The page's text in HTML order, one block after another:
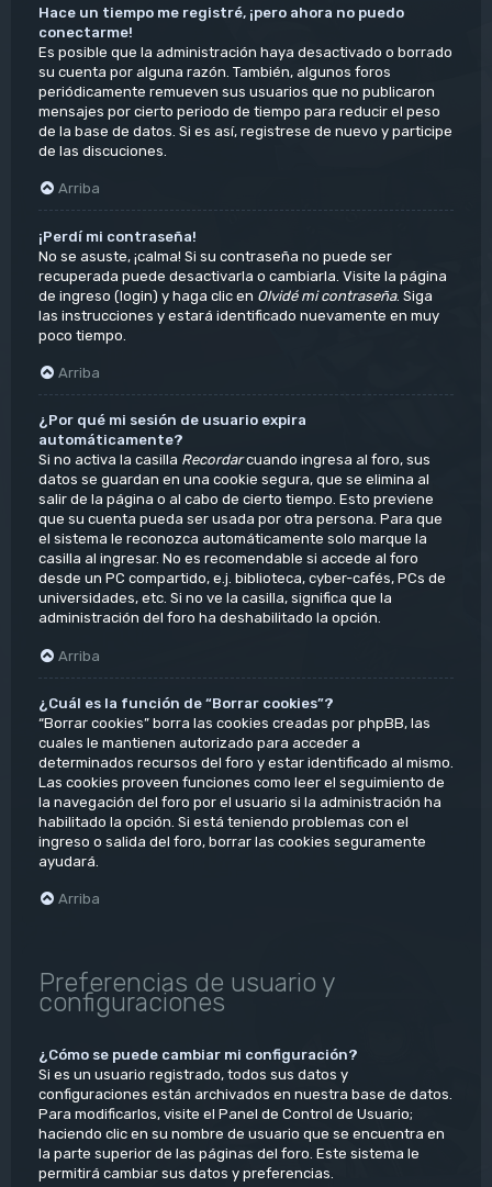
Hace un tiempo me registré, ¡pero ahora no puedo
conectarme!
Es posible que la administración haya desactivado o borrado
su cuenta por alguna razón. También, algunos foros
periódicamente remueven sus usuarios que no publicaron
mensajes por cierto periodo de tiempo para reducir el peso
de la base de datos. Si es así, registrese de nuevo y participe
de las discuciones.
Arriba
¡Perdí mi contraseña!
No se asuste, ¡calma! Si su contraseña no puede ser
recuperada puede desactivarla o cambiarla. Visite la página
de ingreso (login) y haga clic en Olvidé mi contraseña. Siga
las instrucciones y estará identificado nuevamente en muy
poco tiempo.
Arriba
¿Por qué mi sesión de usuario expira
automáticamente?
Si no activa la casilla Recordarcuando ingresa al foro, sus
datos se guardan en una cookie segura, que se elimina al
salir de la página o al cabo de cierto tiempo. Esto previene
que su cuenta pueda ser usada por otra persona. Para que
el sistema le reconozca automáticamente solo marque la
casilla al ingresar. No es recomendable si accede al foro
desde un PC compartido, e.j. biblioteca, cyber-cafés, PCs de
universidades, etc. Si no ve la casilla, significa que la
administración del foro ha deshabilitado la opción.
Arriba
¿Cuál es la función de “Borrar cookies”?
“Borrar cookies” borra las cookies creadas por phpBB, las
cuales le mantienen autorizado para acceder a
determinados recursos del foro y estar identificado al mismo.
Las cookies proveen funciones como leer el seguimiento de
la navegación del foro por el usuario si la administración ha
habilitado la opción. Si está teniendo problemas con el
ingreso o salida del foro, borrar las cookies seguramente
ayudará.
Arriba
Preferencias de usuario y
configuraciones
¿Cómo se puede cambiar mi configuración?
Si es un usuario registrado, todos sus datos y
configuraciones están archivados en nuestra base de datos.
Para modificarlos, visite el Panel de Control de Usuario;
haciendo clic en su nombre de usuario que se encuentra en
la parte superior de las páginas del foro. Este sistema le
permitirá cambiar sus datos y preferencias.